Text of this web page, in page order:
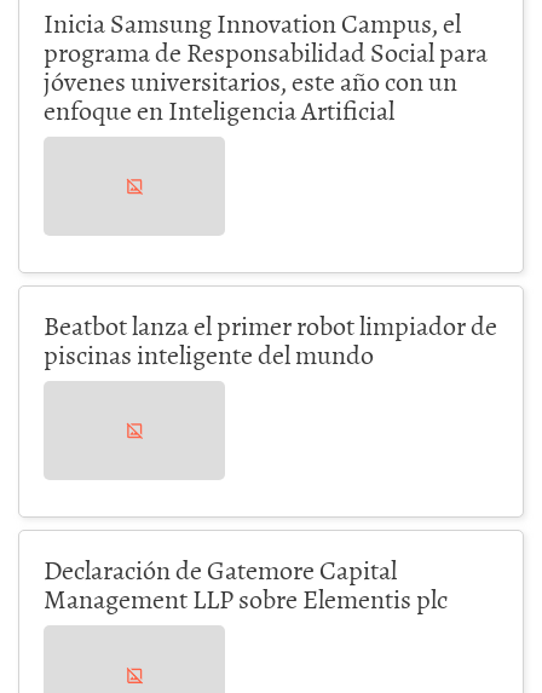
Inicia Samsung Innovation Campus, el
programa de Responsabilidad Social para
jóvenes universitarios, este año con un
enfoque en Inteligencia Artificial
Beatbot lanza el primer robot limpiador de
piscinas inteligente del mundo
Declaración de Gatemore Capital
Management LLP sobre Elementis plc